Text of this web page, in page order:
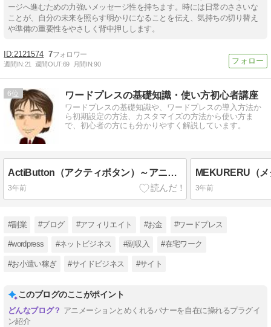
ージへ進むための力強いメッセージ性を持ちます。時には⽇常のささいな
ことが、自分の未来を照らす明かりになることを伝え、気持ちの切り替え
や準備の重要性をやさしく背中押しします。
2121574 7
週間IN:21 週間OUT:69 月間IN:90
6 ワードプレスの基礎知識・使い方初心者講座
ワードプレスの基礎知識や、ワードプレスの導入方法か
ら初期設定の方法、カスタマイズの方法から使い方ま
で、初心者の方にも分かりやすく解説しています。
ActiButton（アクティボタン）～アニメーションボタンを作成するワードプレスのプラグイン～
3年前 3年前
#副業 #ブログ #アフィリエイト #お金 #ワードプレス
#wordpress #ネットビジネス #副収入 #在宅ワーク
#お小遣い稼ぎ #サイドビジネス #サイト
このブログのここがポイント
アニメーションとめくれるバナーを自在に操れるプラグイ
ン紹介